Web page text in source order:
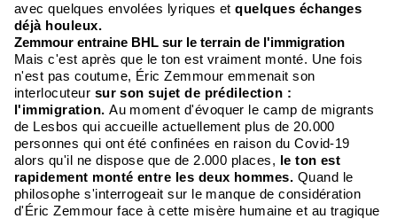
avec quelques envolées lyriques etquelques échanges
déjà houleux.
Zemmour entraine BHL sur le terrain de l'immigration
Mais c'est après que le ton est vraiment monté. Une fois
n'est pas coutume, Éric Zemmour emmenait son
interlocuteur sur son sujet de prédilection :
l'immigration. Au moment d'évoquer le camp de migrants
de Lesbos qui accueille actuellement plus de 20.000
personnes qui ont été confinées en raison du Covid-19
alors qu'il ne dispose que de 2.000 places, le ton est
rapidement monté entre les deux hommes. Quand le
philosophe s'interrogeait sur le manque de considération
d'Éric Zemmour face à cette misère humaine et au tragique